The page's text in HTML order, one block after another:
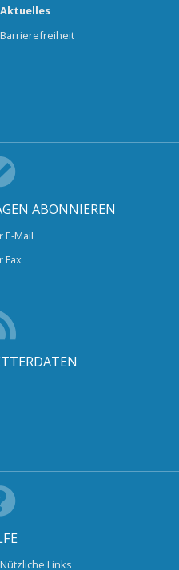
Aktuelles
Barrierefreiheit
ABONNIEREN
Mail
Fax
Nützliche Links